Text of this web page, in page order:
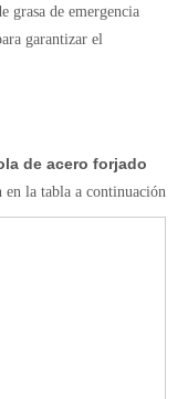
grasa de emergencia
garantizar el
de acero forjado
en la tabla a continuación